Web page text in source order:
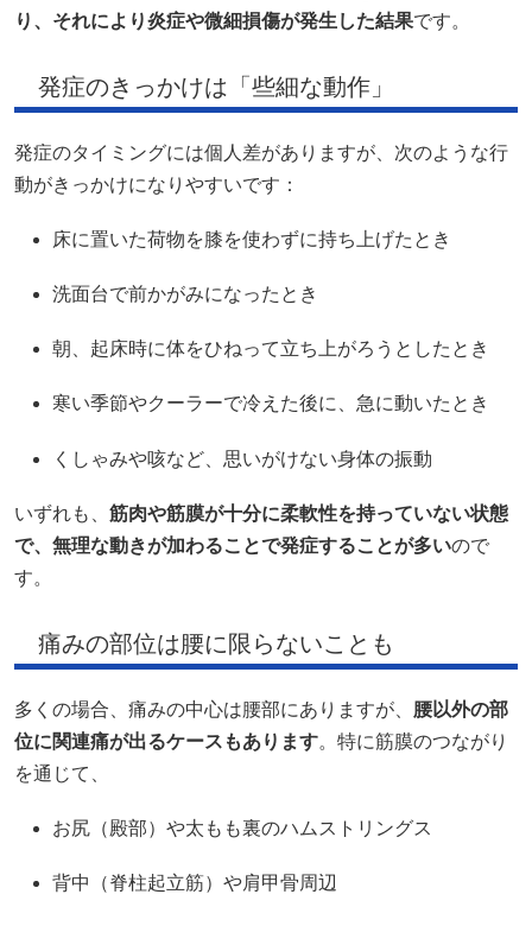
り、それにより炎症や微細損傷が発生した結果です。
発症のきっかけは「些細な動作」
発症のタイミングには個人差がありますが、次のような行
動がきっかけになりやすいです：
床に置いた荷物を膝を使わずに持ち上げたとき
洗面台で前かがみになったとき
朝、起床時に体をひねって立ち上がろうとしたとき
寒い季節やクーラーで冷えた後に、急に動いたとき
くしゃみや咳など、思いがけない身体の振動
いずれも、 筋肉や筋膜が十分に柔軟性を持っていない状態
で、無理な動きが加わることで発症することが多いので
す。
痛みの部位は腰に限らないことも
多くの場合、痛みの中心は腰部にありますが、 腰以外の部
位に関連痛が出るケースもあります。特に筋膜のつながり
を通じて、
お尻（殿部）や太もも裏のハムストリングス
背中（脊柱起立筋）や肩甲骨周辺